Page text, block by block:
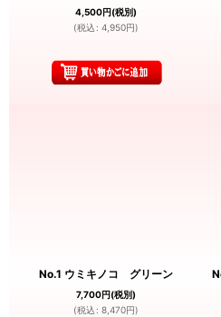
4,500円(税別)
(税込 : 4,950円)
No.1 ウミキノコ グリーン
7,700円(税別)
(税込 : 8,470円)